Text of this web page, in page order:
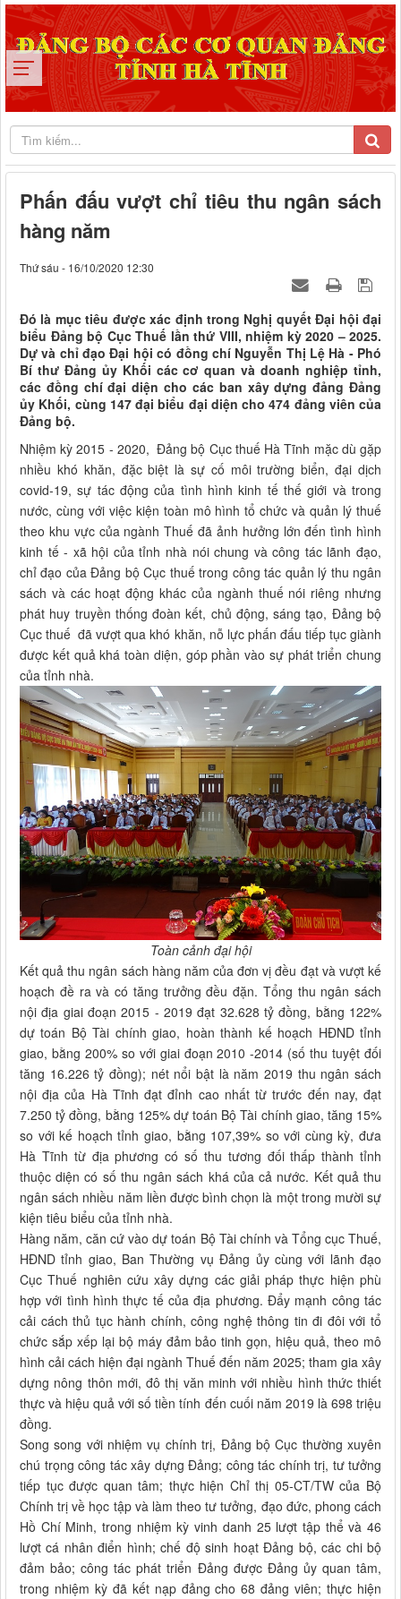
Phấn đấu vượt chỉ tiêu thu ngân sách
hàng năm
Thứ sáu - 16/10/2020 12:30
Đó là mục tiêu được xác định trong Nghị quyết Đại hội đại
biểu Đảng bộ Cục Thuế lần thứ VIII, nhiệm kỳ 2020 – 2025.
Dự và chỉ đạo Đại hội có đồng chí Nguyễn Thị Lệ Hà - Phó
Bí thư Đảng ủy Khối các cơ quan và doanh nghiệp tỉnh,
các đồng chí đại diện cho các ban xây dựng đảng Đảng
ủy Khối, cùng 147 đại biểu đại diện cho 474 đảng viên của
Đảng bộ.
Nhiệm kỳ 2015 - 2020, Đảng bộ Cục thuế Hà Tĩnh mặc dù gặp
nhiều khó khăn, đặc biệt là sự cố môi trường biển, đại dịch
covid-19, sự tác động của tình hình kinh tế thế giới và trong
nước, cùng với việc kiện toàn mô hình tổ chức và quản lý thuế
theo khu vực của ngành Thuế đã ảnh hưởng lớn đến tình hình
kinh tế - xã hội của tỉnh nhà nói chung và công tác lãnh đạo,
chỉ đạo của Đảng bộ Cục thuế trong công tác quản lý thu ngân
sách và các hoạt động khác của ngành thuế nói riêng nhưng
phát huy truyền thống đoàn kết, chủ động, sáng tạo, Đảng bộ
Cục thuế đã vượt qua khó khăn, nỗ lực phấn đấu tiếp tục giành
được kết quả khá toàn diện, góp phần vào sự phát triển chung
của tỉnh nhà.
Toàn cảnh đại hội
Kết quả thu ngân sách hàng năm của đơn vị đều đạt và vượt kế
hoạch đề ra và có tăng trưởng đều đặn. Tổng thu ngân sách
nội địa giai đoạn 2015 - 2019 đạt 32.628 tỷ đồng, bằng 122%
dự toán Bộ Tài chính giao, hoàn thành kế hoạch HĐND tỉnh
giao, bằng 200% so với giai đoạn 2010 -2014 (số thu tuyệt đối
tăng 16.226 tỷ đồng); nét nổi bật là năm 2019 thu ngân sách
nội địa của Hà Tĩnh đạt đỉnh cao nhất từ trước đến nay, đạt
7.250 tỷ đồng, bằng 125% dự toán Bộ Tài chính giao, tăng 15%
so với kế hoạch tỉnh giao, bằng 107,39% so với cùng kỳ, đưa
Hà Tĩnh từ địa phương có số thu tương đối thấp thành tỉnh
thuộc diện có số thu ngân sách khá của cả nước. Kết quả thu
ngân sách nhiều năm liền được bình chọn là một trong mười sự
kiện tiêu biểu của tỉnh nhà.
Hàng năm, căn cứ vào dự toán Bộ Tài chính và Tổng cục Thuế,
HĐND tỉnh giao, Ban Thường vụ Đảng ủy cùng với lãnh đạo
Cục Thuế nghiên cứu xây dựng các giải pháp thực hiện phù
hợp với tình hình thực tế của địa phương. Đẩy mạnh công tác
cải cách thủ tục hành chính, công nghệ thông tin đi đôi với tổ
chức sắp xếp lại bộ máy đảm bảo tinh gọn, hiệu quả, theo mô
hình cải cách hiện đại ngành Thuế đến năm 2025; tham gia xây
dựng nông thôn mới, đô thị văn minh với nhiều hình thức thiết
thực và hiệu quả với số tiền tính đến cuối năm 2019 là 698 triệu
đồng.
Song song với nhiệm vụ chính trị, Đảng bộ Cục thường xuyên
chú trọng công tác xây dựng Đảng; công tác chính trị, tư tưởng
tiếp tục được quan tâm; thực hiện Chỉ thị 05-CT/TW của Bộ
Chính trị về học tập và làm theo tư tưởng, đạo đức, phong cách
Hồ Chí Minh, trong nhiệm kỳ vinh danh 25 lượt tập thể và 46
lượt cá nhân điển hình; chế độ sinh hoạt Đảng bộ, các chi bộ
đảm bảo; công tác phát triển Đảng được Đảng ủy quan tâm,
trong nhiệm kỳ đã kết nạp đảng cho 68 đảng viên; thực hiện